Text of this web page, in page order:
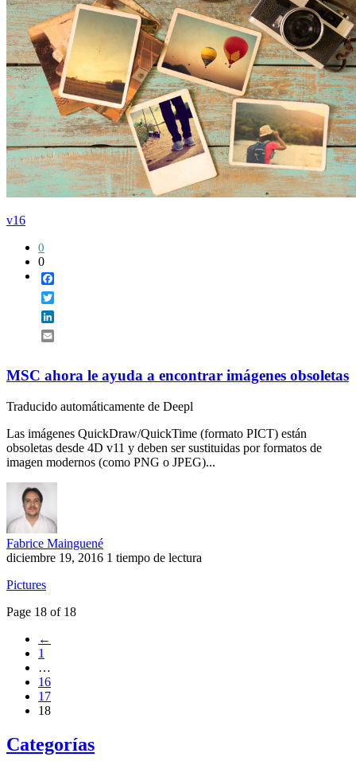
v16
0
0
MSC ahora le ayuda a encontrar imágenes obsoletas
Traducido automáticamente de Deepl
Las imágenes QuickDraw/QuickTime (formato PICT) están
obsoletas desde 4D v11 y deben ser sustituidas por formatos de
imagen modernos (como PNG o JPEG)...
Fabrice Mainguené
diciembre 19, 2016 1 tiempo de lectura
Pictures
Page 18 of 18
←
1
…
16
17
18
Categorías